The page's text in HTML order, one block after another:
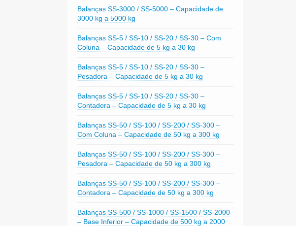
Balanças SS-3000 / SS-5000 – Capacidade de
3000 kg a 5000 kg
Balanças SS-5 / SS-10 / SS-20 / SS-30 – Com
Coluna – Capacidade de 5 kg a 30 kg
Balanças SS-5 / SS-10 / SS-20 / SS-30 –
Pesadora – Capacidade de 5 kg a 30 kg
Balanças SS-5 / SS-10 / SS-20 / SS-30 –
Contadora – Capacidade de 5 kg a 30 kg
Balanças SS-50 / SS-100 / SS-200 / SS-300 –
Com Coluna – Capacidade de 50 kg a 300 kg
Balanças SS-50 / SS-100 / SS-200 / SS-300 –
Pesadora – Capacidade de 50 kg a 300 kg
Balanças SS-50 / SS-100 / SS-200 / SS-300 –
Contadora – Capacidade de 50 kg a 300 kg
Balanças SS-500 / SS-1000 / SS-1500 / SS-2000
– Base Inferior – Capacidade de 500 kg a 2000